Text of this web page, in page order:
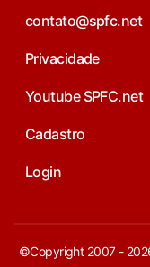
contato@spfc.net
Privacidade
Youtube SPFC.net
Cadastro
Login
©Copyright 2007 -